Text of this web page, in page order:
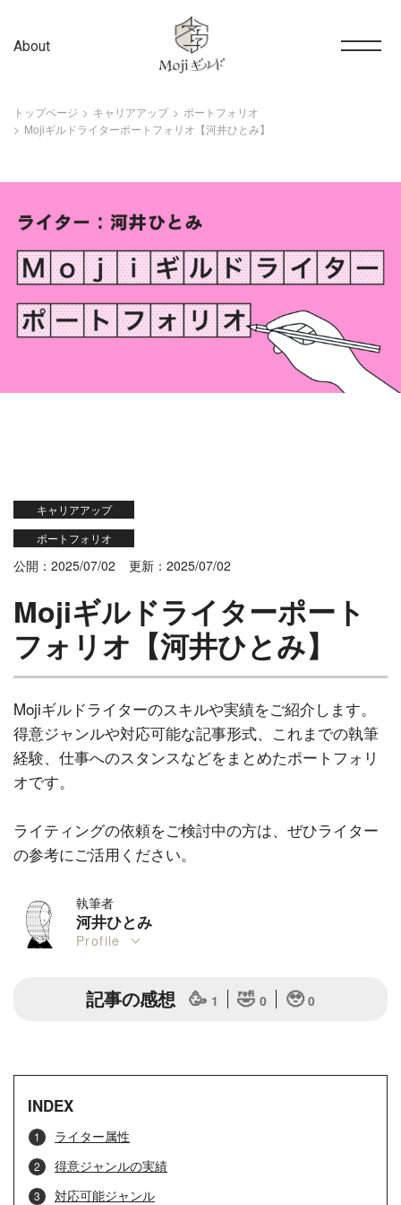
About
トップページ キャリアアップ
ポートフォリオ
Mojiギルドライターポートフォリオ【河井ひとみ】
キャリアアップ
ポートフォリオ
公開：2025/07/02 更新：2025/07/02
Mojiギルドライターポート
フォリオ【河井ひとみ】
Mojiギルドライターのスキルや実績をご紹介します。
得意ジャンルや対応可能な記事形式、これまでの執筆
経験、仕事へのスタンスなどをまとめたポートフォリ
オです。
ライティングの依頼をご検討中の方は、ぜひライター
の参考にご活用ください。
執筆者
河井ひとみ
Profile
記事の感想 🥳 1 🤣 0 🥹 0
INDEX
ライター属性
得意ジャンルの実績
対応可能ジャンル